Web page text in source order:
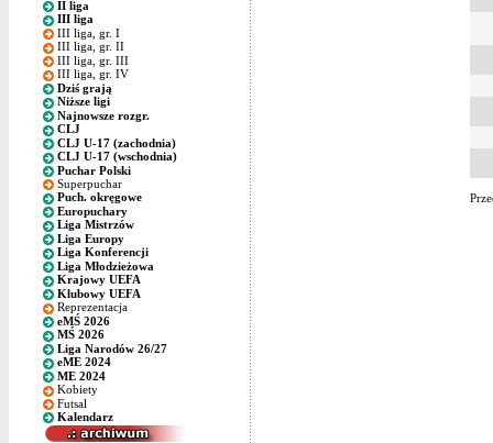
II liga
III liga
III liga, gr. I
III liga, gr. II
III liga, gr. III
III liga, gr. IV
Dziś grają
Niższe ligi
Najnowsze rozgr.
CLJ
CLJ U-17 (zachodnia)
CLJ U-17 (wschodnia)
Puchar Polski
Superpuchar
Puch. okręgowe
Europuchary
Liga Mistrzów
Liga Europy
Liga Konferencji
Liga Młodzieżowa
Krajowy UEFA
Klubowy UEFA
Reprezentacja
eMŚ 2026
MŚ 2026
Liga Narodów 26/27
eME 2024
ME 2024
Kobiety
Futsal
Kalendarz